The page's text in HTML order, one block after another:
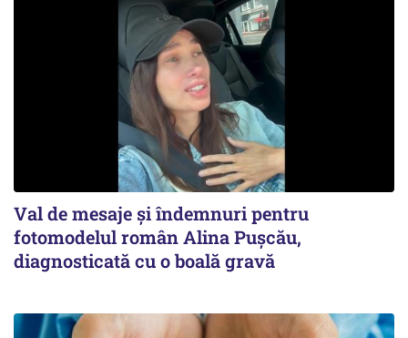
Val de mesaje și îndemnuri pentru
fotomodelul român Alina Pușcău,
diagnosticată cu o boală gravă